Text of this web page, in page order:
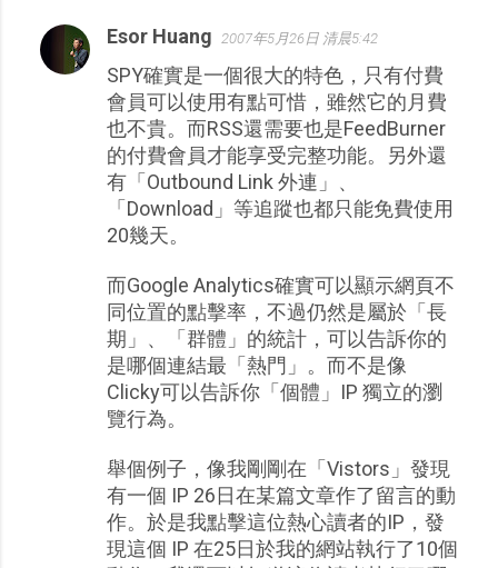
Esor Huang 2007年5月26日 清晨5:42
SPY確實是一個很大的特色，只有付費
會員可以使用有點可惜，雖然它的月費
也不貴。而RSS還需要也是FeedBurner
的付費會員才能享受完整功能。另外還
有「Outbound Link 外連」、
「Download」等追蹤也都只能免費使用
20幾天。
而Google Analytics確實可以顯示網頁不
同位置的點擊率，不過仍然是屬於「長
期」、「群體」的統計，可以告訴你的
是哪個連結最「熱門」。而不是像
Clicky可以告訴你「個體」IP 獨立的瀏
覽行為。
舉個例子，像我剛剛在「Vistors」發現
有一個 IP 26日在某篇文章作了留言的動
作。於是我點擊這位熱心讀者的IP，發
現這個 IP 在25日於我的網站執行了10個